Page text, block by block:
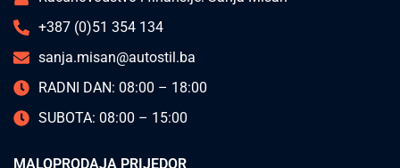
+387 (0)51 354 134
sanja.misan@autostil.ba
RADNI DAN: 08:00 – 18:00
SUBOTA: 08:00 – 15:00
MALOPRODAJA PRIJEDOR